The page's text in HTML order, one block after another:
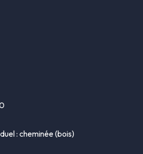
Tribunal de commerce d'Alencon
: cheminée (bois)